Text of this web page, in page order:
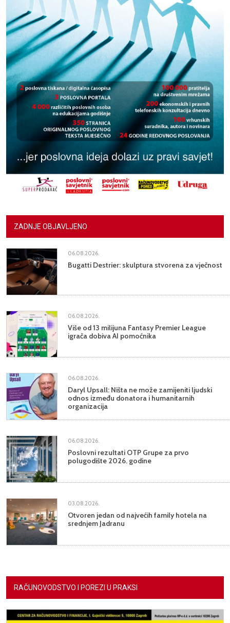
ZADNJE OBJAVLJENO
06.08.2026.
Bugatti Destrier: skulptura stvorena za vječnost
06.08.2026.
Više od 13 milijuna Fantasy Premier League
igrača dobiva AI pomoćnika
06.08.2026.
Daryl Upsall: Ništa ne može zamijeniti ljudski
odnos između donatora i humanitarnih
organizacija
06.08.2026.
Poslovni rezultati OTP Grupe za prvo
polugodište 2026. godine
03.08.2026.
Otvoren jedan od najvećih family hotela na
srednjem Jadranu
RAČUNOVODSTVO I POREZI U PRAKSI